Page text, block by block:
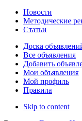
Новости
Методические
Статьи
Доска
Все объявления
Добавить
Мои объявления
Мой профиль
Правила
Skip to content